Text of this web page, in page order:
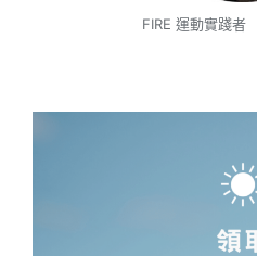
FIRE 運動實踐者